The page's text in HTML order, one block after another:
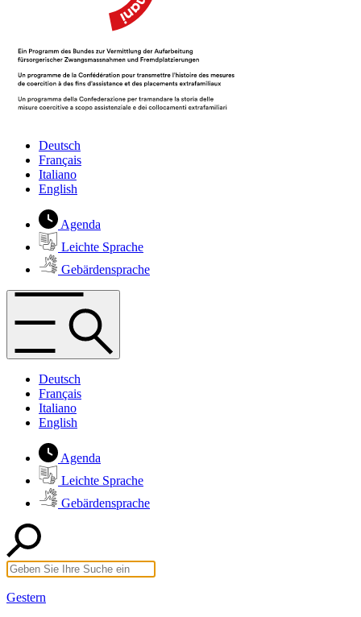
Deutsch
Français
Italiano
English
Agenda
Leichte Sprache
Gebärdensprache
Deutsch
Français
Italiano
English
Agenda
Leichte Sprache
Gebärdensprache
Gestern